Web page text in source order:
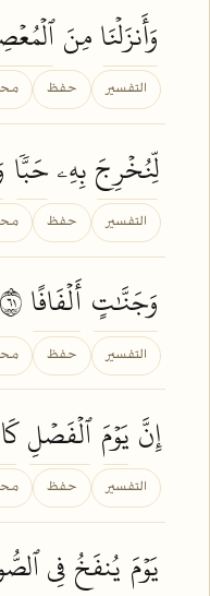
وَأَنزَلۡنَامِنَ
التفسير حفظ
لِّنُخۡرِجَبِهِۦحَبّٗا
التفسير حفظ
وَجَنَّٰتٍ أَلۡفَافًا
التفسير حفظ
إِنَّ يَوۡمَٱلۡفَصۡلِ
التفسير حفظ
يَوۡمَ يُنفَخُفِي